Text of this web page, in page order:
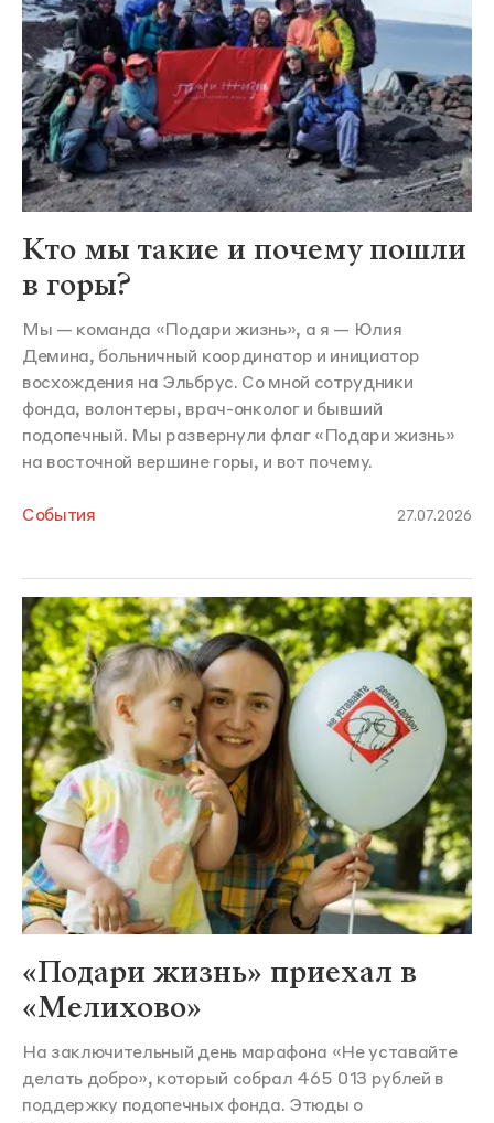
Кто мы такие и почему пошли
в горы?
Мы — команда «Подари жизнь», а я — Юлия
Демина, больничный координатор и инициатор
восхождения на Эльбрус. Со мной сотрудники
фонда, волонтеры, врач-онколог и бывший
подопечный. Мы развернули флаг «Подари жизнь»
на восточной вершине горы, и вот почему.
События 27.07.2026
«Подари жизнь» приехал в
«Мелихово»
На заключительный день марафона «Не уставайте
делать добро», который собрал 465 013 рублей в
поддержку подопечных фонда. Этюды о